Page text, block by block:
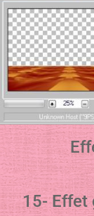
15- Effet